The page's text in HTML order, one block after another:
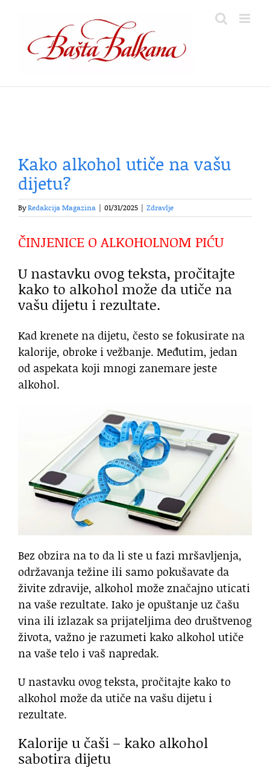
content
Kako alkohol utiče na vašu
dijetu?
ByRedakcija Magazina 01/31/2025 Zdravlje
ČINJENICE O ALKOHOLNOM PIĆU
U nastavku ovog teksta, pročitajte
kako to alkohol može da utiče na
vašu dijetu i rezultate.
Kad krenete na dijetu, često se fokusirate na
kalorije, obroke i vežbanje. Međutim, jedan
od aspekata koji mnogi zanemare jeste
alkohol.
Bez obzira na to da li ste u fazi mršavljenja,
održavanja težine ili samo pokušavate da
živite zdravije, alkohol može značajno uticati
na vaše rezultate. Iako je opuštanje uz čašu
vina ili izlazak sa prijateljima deo društvenog
života, važno je razumeti kako alkohol utiče
na vaše telo i vaš napredak.
U nastavku ovog teksta, pročitajte kako to
alkohol može da utiče na vašu dijetu i
rezultate.
Kalorije u čaši – kako alkohol
sabotira dijetu